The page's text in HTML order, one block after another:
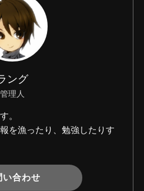
ング
管理人
。
を漁ったり、勉強したりす
い合わせ